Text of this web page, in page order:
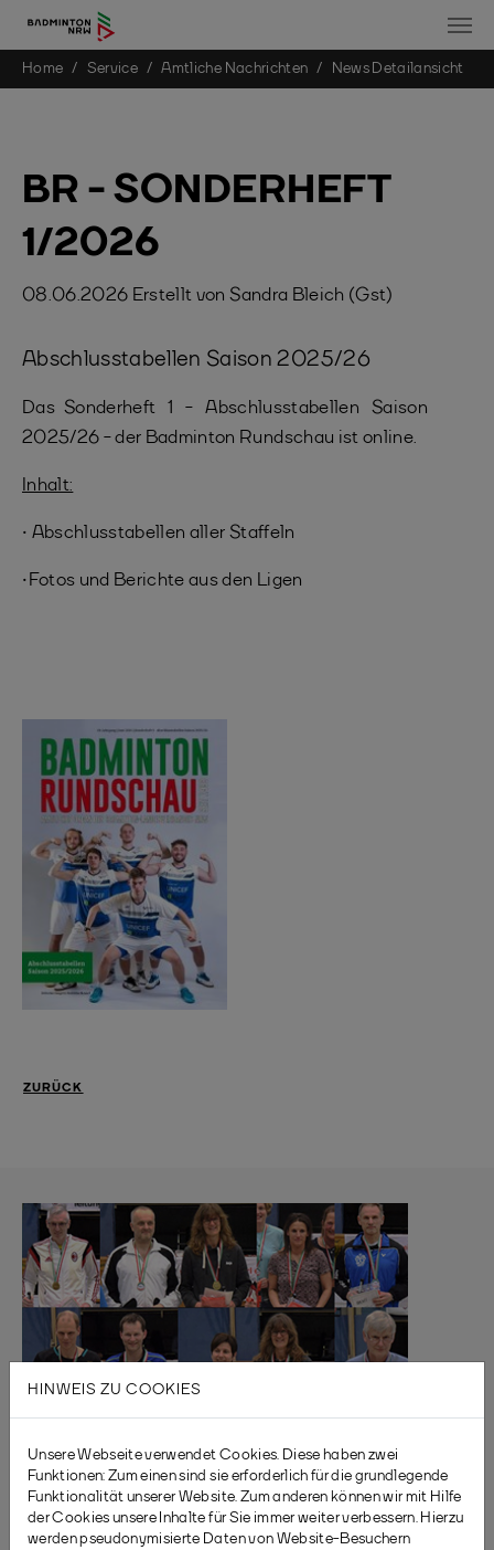
Skip to main content
You are here:
Home Service Amtliche Nachrichten News Detailansicht
BR - SONDERHEFT
1/2026
08.06.2026 Erstellt vonSandra Bleich (Gst)
Abschlusstabellen Saison 2025/26
Das Sonderheft 1 - Abschlusstabellen Saison
2025/26 - der Badminton Rundschau ist online.
Inhalt:
• Abschlusstabellen aller Staffeln
• Fotos und Berichte aus den Ligen
ZURÜCK
HINWEIS ZU COOKIES
Unsere Webseite verwendet Cookies. Diese haben zwei
Funktionen: Zum einen sind sie erforderlich für die grundlegende
Funktionalität unserer Website. Zum anderen können wir mit Hilfe
der Cookies unsere Inhalte für Sie immer weiter verbessern. Hierzu
werden pseudonymisierte Daten von Website-Besuchern